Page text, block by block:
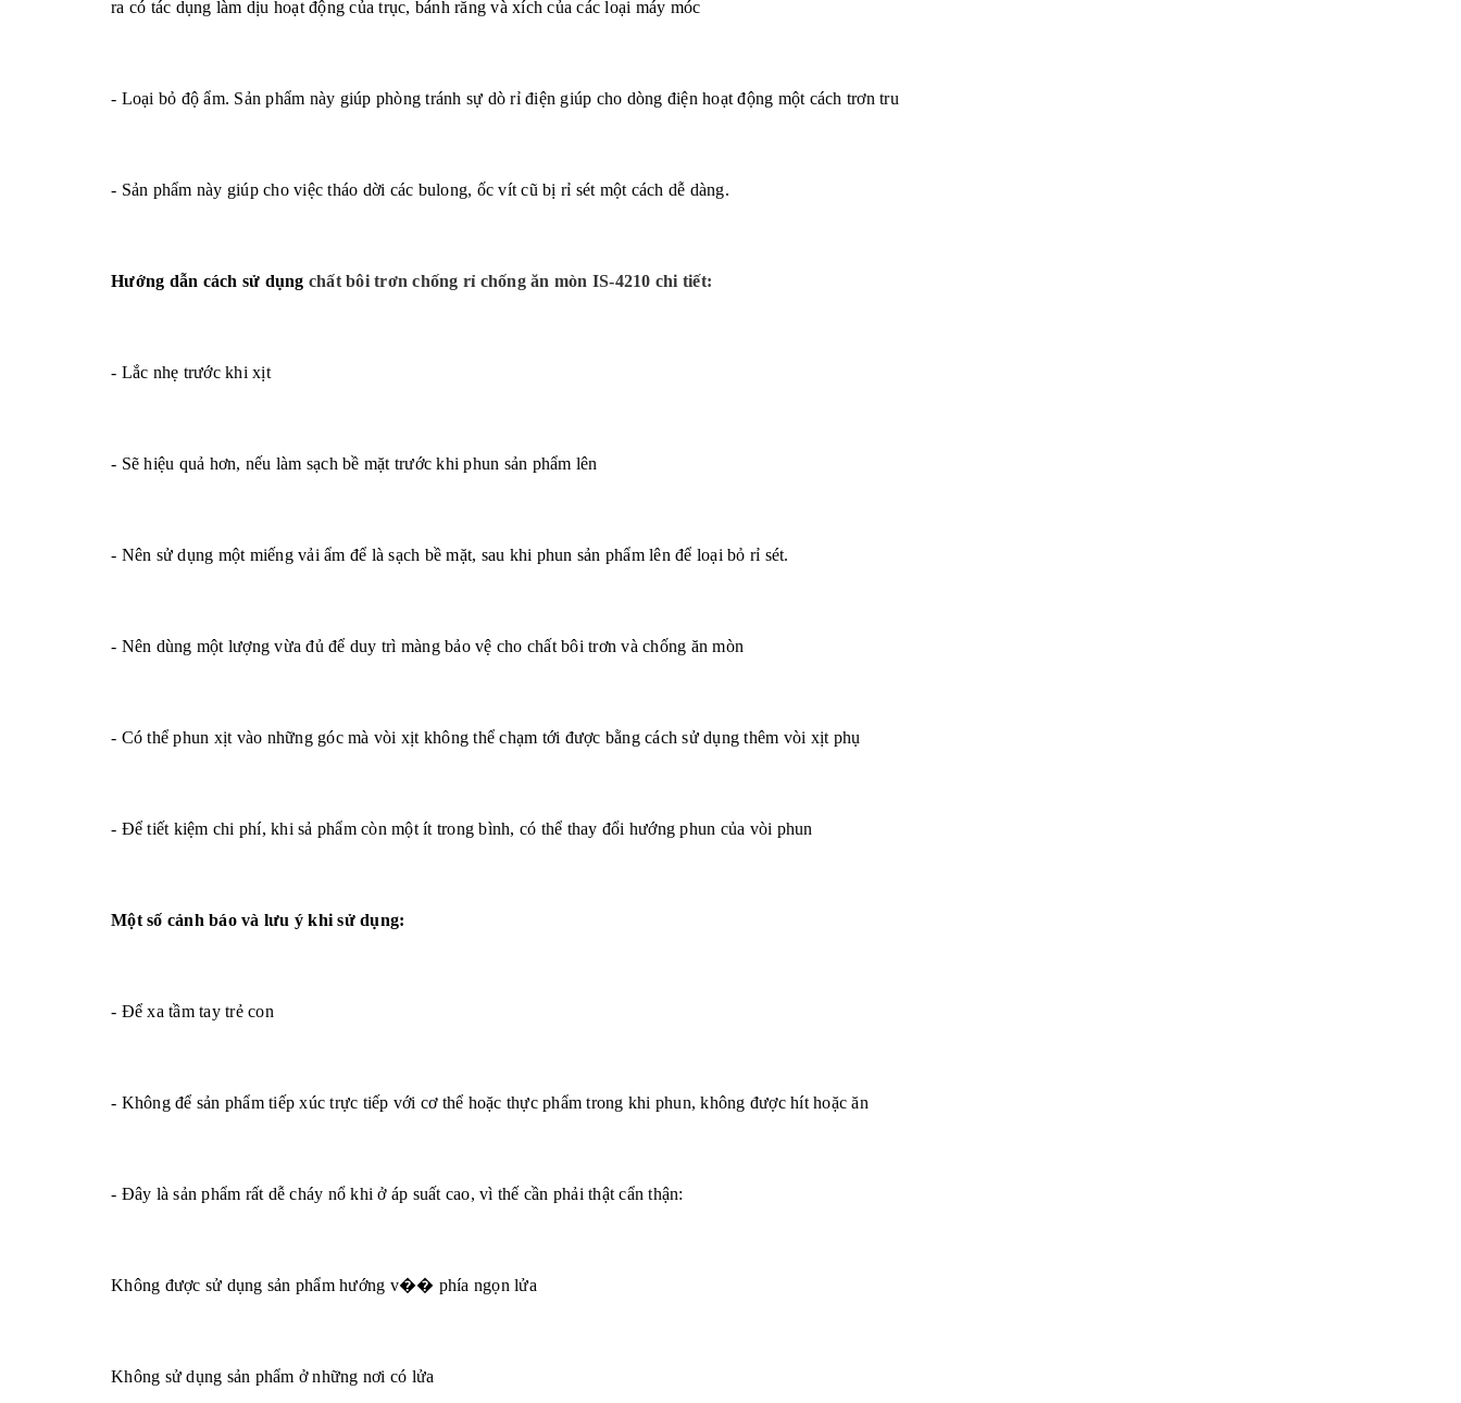
ra có tác dụng làm dịu hoạt động của trục, bánh răng và xích của các loại máy móc
- Loại bỏ độ ẩm. Sản phẩm này giúp phòng tránh sự dò rỉ điện giúp cho dòng điện hoạt động một cách trơn tru
- Sản phẩm này giúp cho việc tháo dời các bulong, ốc vít cũ bị rỉ sét một cách dễ dàng.
Hướng dẫn cách sử dụng chất bôi trơn chống rỉ chống ăn mòn IS-4210 chi tiết:
- Lắc nhẹ trước khi xịt
- Sẽ hiệu quả hơn, nếu làm sạch bề mặt trước khi phun sản phẩm lên
- Nên sử dụng một miếng vải ẩm để là sạch bề mặt, sau khi phun sản phẩm lên để loại bỏ rỉ sét.
- Nên dùng một lượng vừa đủ để duy trì màng bảo vệ cho chất bôi trơn và chống ăn mòn
- Có thể phun xịt vào những góc mà vòi xịt không thể chạm tới được bằng cách sử dụng thêm vòi xịt phụ
- Để tiết kiệm chi phí, khi sả phẩm còn một ít trong bình, có thể thay đổi hướng phun của vòi phun
Một số cảnh báo và lưu ý khi sử dụng:
- Để xa tầm tay trẻ con
- Không để sản phẩm tiếp xúc trực tiếp với cơ thể hoặc thực phẩm trong khi phun, không được hít hoặc ăn
- Đây là sản phẩm rất dễ cháy nổ khi ở áp suất cao, vì thế cần phải thật cẩn thận:
Không được sử dụng sản phẩm hướng v�� phía ngọn lửa
Không sử dụng sản phẩm ở những nơi có lửa